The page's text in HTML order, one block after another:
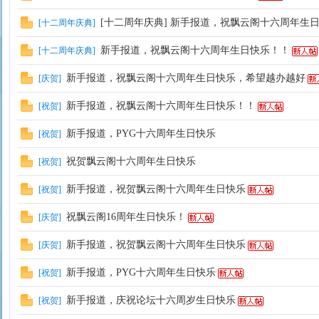
[十二周年庆典] [十二周年庆典] 新手报道，祝飘云阁十六周年生日
[十二周年庆典] 新手报道，祝飘云阁十六周年生日快乐！！
[庆贺] 新手报道，祝飘云阁十六周年生日快乐，希望越办越好
[祝贺] 新手报道，祝飘云阁十六周年生日快乐！！
[祝贺] 新手报道，PYG十六周年生日快乐
[祝贺] 祝贺飘云阁十六周年生日快乐
[祝贺] 新手报道，祝贺飘云阁十六周年生日快乐
[庆贺] 祝飘云阁16周年生日快乐！
[庆贺] 新手报道，祝贺飘云阁十六周年生日快乐
[祝贺] 新手报道，PYG十六周年生日快乐
[祝贺] 新手报道，庆祝论坛十六周岁生日快乐